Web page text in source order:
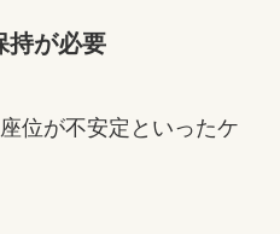
が必要
位が不安定といったケ